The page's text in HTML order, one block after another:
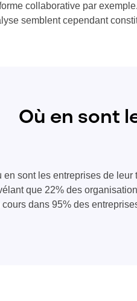
collaborative par
semblent cependant
Où en sont
en sont les entreprises de
que 22% des
cours dans 95% des